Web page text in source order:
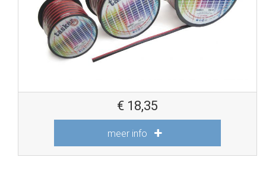
€ 18,35
meer info